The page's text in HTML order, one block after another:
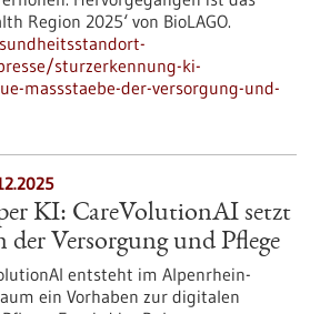
Region 2025‘ von BioLAGO.
sturzerkennung-ki-
massstaebe-der-versorgung-und-
KI: CareVolutionAI setzt
der Versorgung und Pflege
entsteht im Alpenrhein-
ein Vorhaben zur digitalen